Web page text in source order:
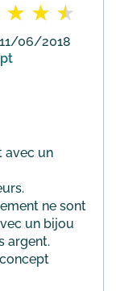
06/2018
avec un
ne sont
un bijou
argent.